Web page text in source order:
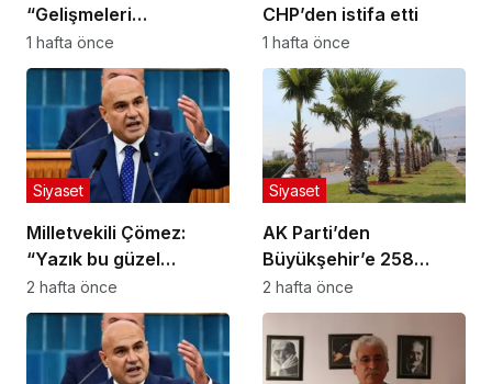
“Gelişmeleri
değerlendiriyorum”
1 hafta önce
CHP’den istifa etti
1 hafta önce
Milletvekili Çömez:
“Yazık bu güzel
yavrulara!”
Siyaset
2 hafta önce
AK Parti’den
Büyükşehir’e 258
Milyon Liralık Peyzaj
Harcaması Soruları
Siyaset
2 hafta önce